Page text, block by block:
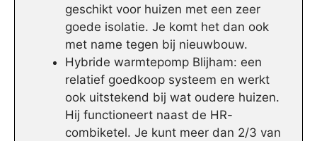
geschikt voor huizen met een zeer
goede isolatie. Je komt het dan ook
met name tegen bij nieuwbouw.
Hybride warmtepomp Blijham: een
relatief goedkoop systeem en werkt
ook uitstekend bij wat oudere huizen.
Hij functioneert naast de HR-
combiketel. Je kunt meer dan 2/3 van